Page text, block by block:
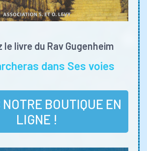
le livre du Rav Gugenheim
dans Ses voies
BOUTIQUE EN
LIGNE !